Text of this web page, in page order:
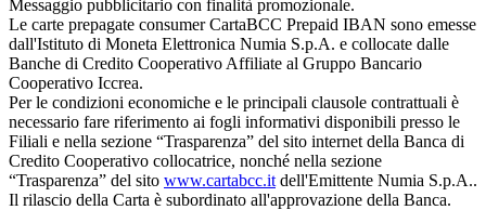
Messaggio pubblicitario con finalità promozionale.
Le carte prepagate consumer CartaBCC Prepaid IBAN sono emesse
dall'Istituto di Moneta Elettronica Numia S.p.A. e collocate dalle
Banche di Credito Cooperativo Affiliate al Gruppo Bancario
Cooperativo Iccrea.
Per le condizioni economiche e le principali clausole contrattuali è
necessario fare riferimento ai fogli informativi disponibili presso le
Filiali e nella sezione “Trasparenza” del sito internet della Banca di
Credito Cooperativo collocatrice, nonché nella sezione
“Trasparenza” del sito www.cartabcc.it dell'Emittente Numia S.p.A..
Il rilascio della Carta è subordinato all'approvazione della Banca.